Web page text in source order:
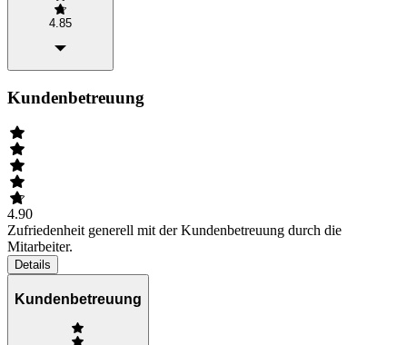
4.85
Kundenbetreuung
4.90
Zufriedenheit generell mit der Kundenbetreuung durch die
Mitarbeiter.
Details
Kundenbetreuung